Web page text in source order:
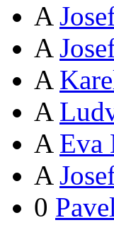
A
A
A
A
A Eva
A
0